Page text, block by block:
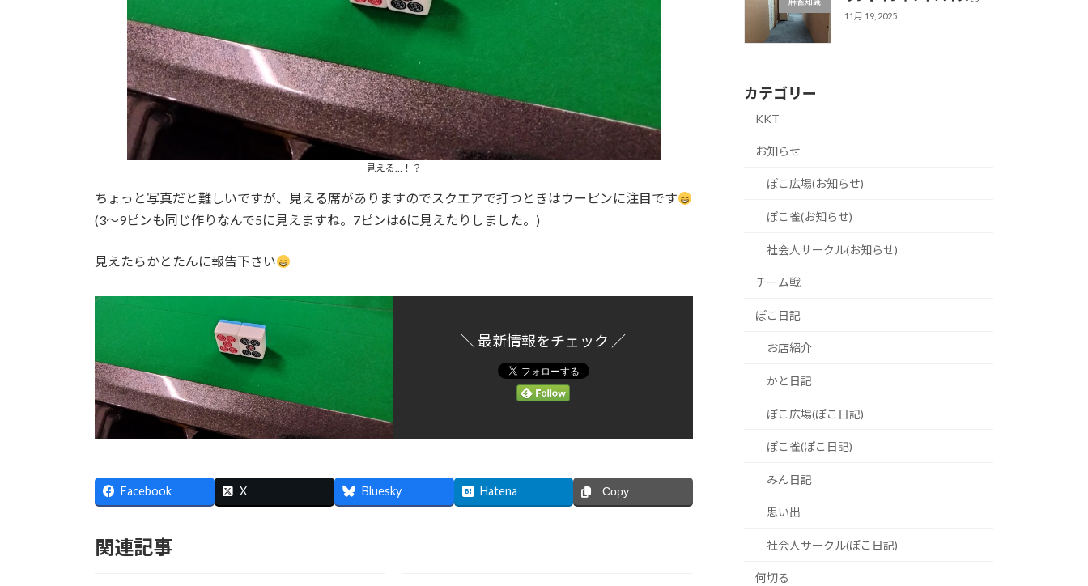
見える…！？
ちょっと写真だと難しいですが、見える席がありますのでスクエアで打つときはウーピンに注目です
(3〜9ピンも同じ作りなんで5に見えますね。7ピンは6に見えたりしました。)
見えたらかとたんに報告下さい
＼ 最新情報をチェック ／
Facebook X Bluesky Hatena Copy
関連記事
11月 19, 2025
カテゴリー
KKT
お知らせ
ぽこ広場(お知らせ)
ぽこ雀(お知らせ)
社会人サークル(お知らせ)
チーム戦
ぽこ日記
お店紹介
かと日記
ぽこ広場(ぽこ日記)
ぽこ雀(ぽこ日記)
みん日記
思い出
社会人サークル(ぽこ日記)
何切る